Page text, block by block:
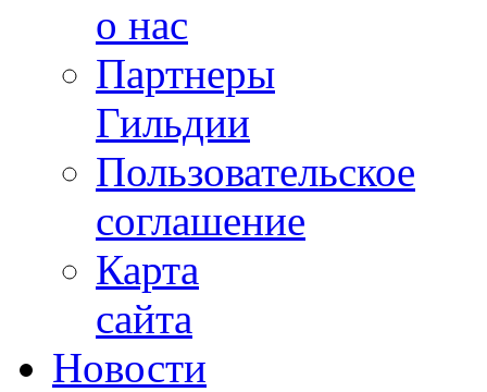
о нас
Партнеры
Гильдии
Пользовательское
соглашение
Карта
сайта
Новости